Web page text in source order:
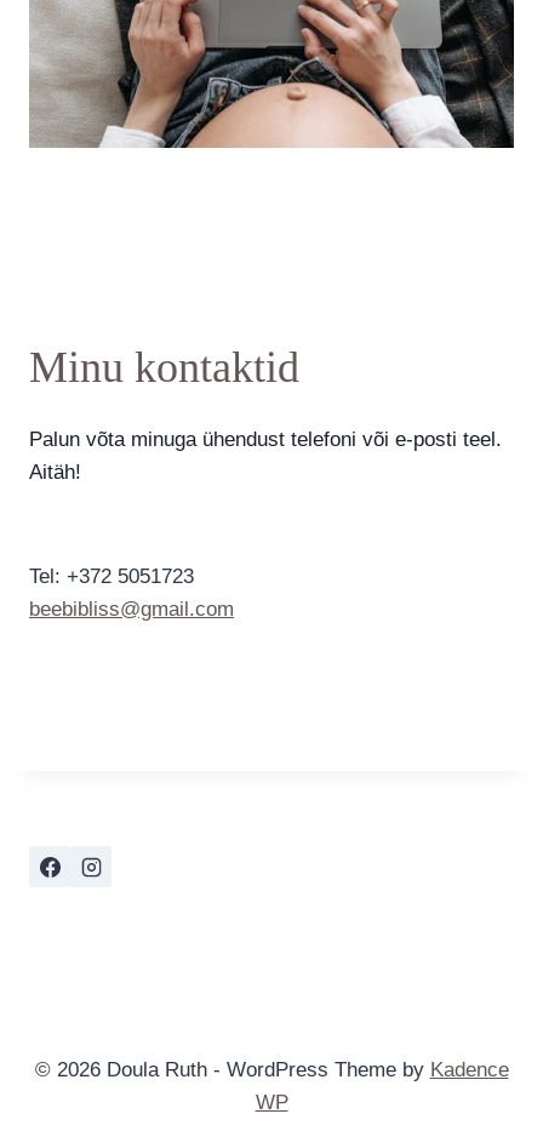
Minu kontaktid
Palun võta minuga ühendust telefoni või e-posti teel.
Aitäh!
Tel: +372 5051723
beebibliss@gmail.com
© 2026 Doula Ruth - WordPress Theme by Kadence
WP